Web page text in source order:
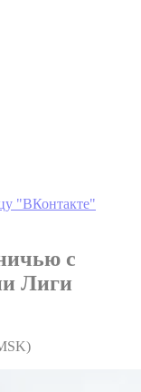
"ВКонтакте"
с
Лиги